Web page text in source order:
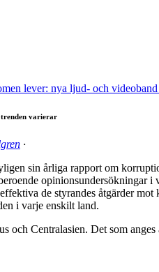
lever: nya ljud- och
varierar
·
sin årliga rapport om
de styrandes åtgärder
i varje enskilt land.
och Centralasien. Det som